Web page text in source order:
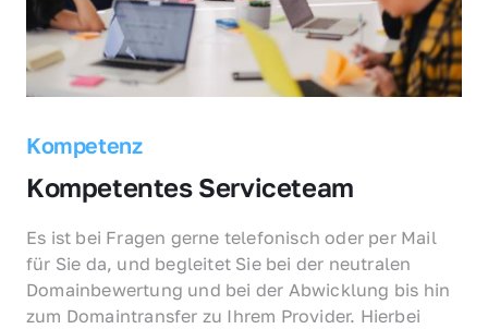
Kompetenz
Kompetentes Serviceteam
Es ist bei Fragen gerne telefonisch oder per Mail
für Sie da, und begleitet Sie bei der neutralen
Domainbewertung und bei der Abwicklung bis hin
zum Domaintransfer zu Ihrem Provider. Hierbei